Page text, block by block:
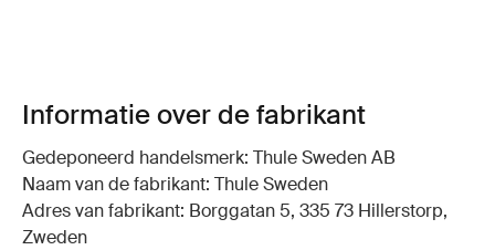
Informatie over de fabrikant
Gedeponeerd handelsmerk: Thule Sweden AB
Naam van de fabrikant: Thule Sweden
Adres van fabrikant: Borggatan 5, 335 73 Hillerstorp,
Zweden